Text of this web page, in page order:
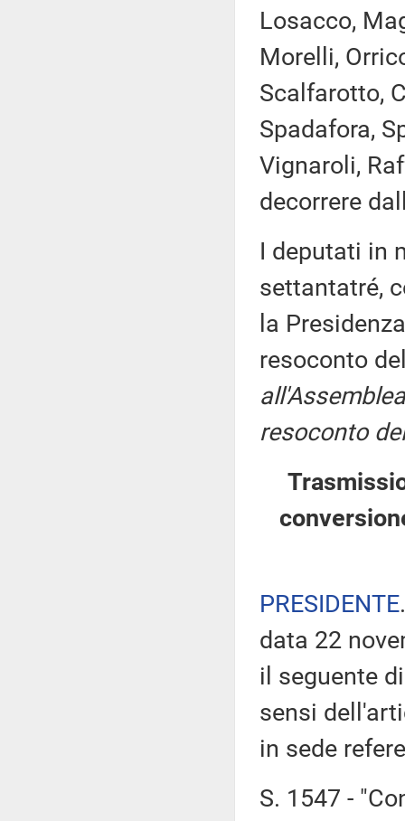
Losacco,
Morelli,
Scalfarotto,
Spadafora,
Vignaroli,
decorrere
I deputati in
settantatré,
la
resoconto
resoconto
PRESIDENTE
data 22
il seguente
sensi
in sede
S. 1547 -